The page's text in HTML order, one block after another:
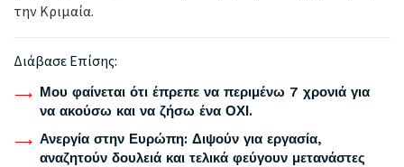
την Κριμαία.
Διάβασε Επίσης:
Μου φαίνεται ότι έπρεπε να περιμένω 7 χρονιά για
να ακούσω και να ζήσω ένα ΟΧΙ.
Ανεργία στην Ευρώπη: Διψούν για εργασία,
αναζητούν δουλειά και τελικά φεύγουν μετανάστες